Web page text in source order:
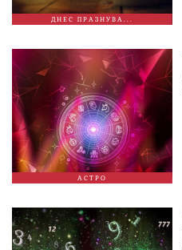
ДНЕС ПРАЗНУВА...
АСТРО